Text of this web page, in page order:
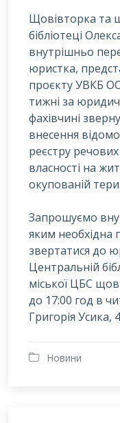
Щовівторка та
бібліотеці
внутрішньо
юристка,
проєкту УВКБ
тижні за
фахівчині
внесення
реєстру
власності на
окупованій
Запрошуємо
яким необхідна
звертатися до
Центральній
міської ЦБС
до 17:00 год в
Григорія Усика,
Новини